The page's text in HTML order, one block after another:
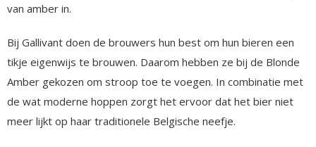
van amber in.
Bij Gallivant doen de brouwers hun best om hun bieren een
tikje eigenwijs te brouwen. Daarom hebben ze bij de Blonde
Amber gekozen om stroop toe te voegen. In combinatie met
de wat moderne hoppen zorgt het ervoor dat het bier niet
meer lijkt op haar traditionele Belgische neefje.